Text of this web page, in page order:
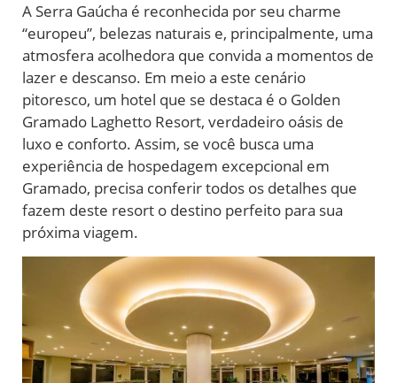
A Serra Gaúcha é reconhecida por seu charme
“europeu”, belezas naturais e, principalmente, uma
atmosfera acolhedora que convida a momentos de
lazer e descanso. Em meio a este cenário
pitoresco, um hotel que se destaca é o Golden
Gramado Laghetto Resort, verdadeiro oásis de
luxo e conforto. Assim, se você busca uma
experiência de hospedagem excepcional em
Gramado, precisa conferir todos os detalhes que
fazem deste resort o destino perfeito para sua
próxima viagem.